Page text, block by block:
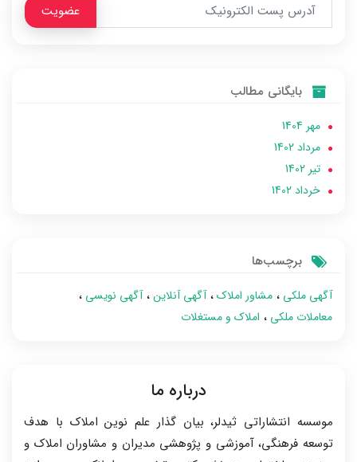
عضویت
بایگانی مطالب
مهر 1404
مرداد 1402
تير 1402
خرداد 1402
برچسب‌ها
آگهی ملکی مشاور املاک آگهی آنلاین آگهی نویسی
معاملات ملکی
املاک و مستغلات
درباره ما
موسسه انتشاراتی ثیدلر، بیان گذار علم نوین املاک با هدف
توسعه فرهنگی، آموزشی و پژوهشی مدیران و مشاوران املاک و